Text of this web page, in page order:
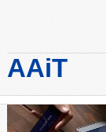
からシ
クルの
[…]
トに対
では、
で向上
ットだ
AAiT